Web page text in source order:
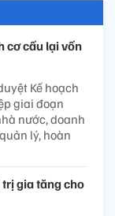
cơ cấu lại vốn
Kế hoạch
giai đoạn
nước, doanh
lý, hoàn
gia tăng cho